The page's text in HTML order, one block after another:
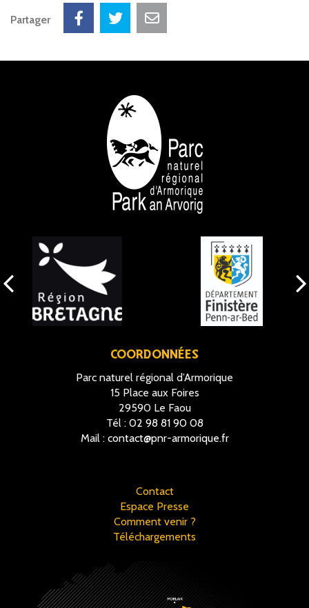
Partager
NOS PARTENAIRES
COORDONNÉES
Parc naturel régional d’Armorique
15 Place aux Foires
29590 Le Faou
Tél : 02 98 81 90 08
Mail : contact@pnr-armorique.fr
Contact
Espace Presse
Comment venir ?
Téléchargements